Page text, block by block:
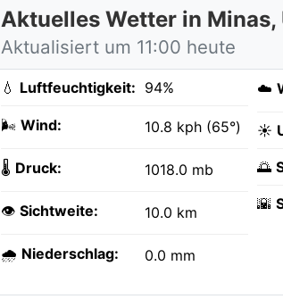
Aktuelles Wetter in Minas,
Aktualisiert um 11:00 heute
💧 Luftfeuchtigkeit: 94%
🌬️ Wind: 10.8 kph (65°)
🌡️ Druck: 1018.0 mb
👁️ Sichtweite: 10.0 km
🌧️ Niederschlag: 0.0 mm
☁️
☀️
🌅
🌇